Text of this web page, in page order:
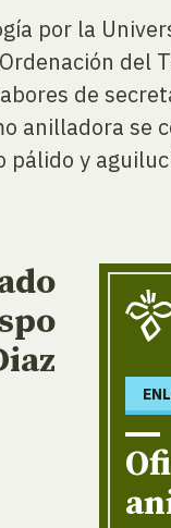
por la
del
de
anilladora se
pálido y